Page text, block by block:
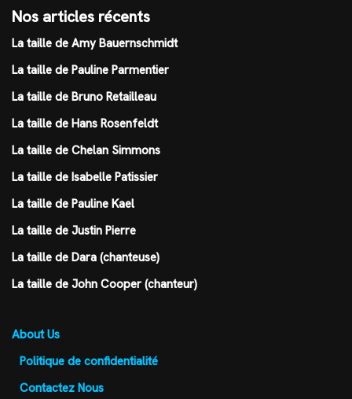
Nos articles récents
La taille de Amy Bauernschmidt
La taille de Pauline Parmentier
La taille de Bruno Retailleau
La taille de Hans Rosenfeldt
La taille de Chelan Simmons
La taille de Isabelle Patissier
La taille de Pauline Kael
La taille de Justin Pierre
La taille de Dara (chanteuse)
La taille de John Cooper (chanteur)
About Us
Politique de confidentialité
Contactez Nous